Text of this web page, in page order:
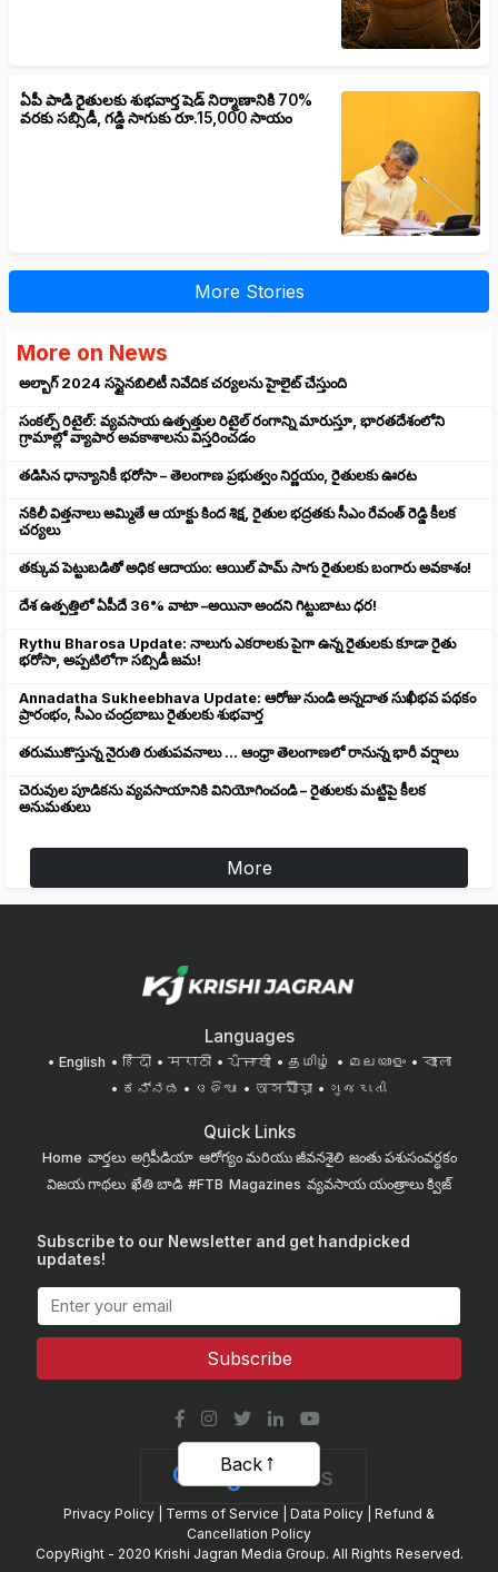
ఏపీ పాడి రైతులకు శుభవార్త షెడ్ నిర్మాణానికి 70%
వరకు సబ్సిడీ, గడ్డి సాగుకు రూ.15,000 సాయం
More Stories
More on News
అల్బాగ్ 2024 సస్టైనబిలిటీ నివేదిక చర్యలను హైలైట్ చేస్తుంది
సంకల్ప్ రిటైల్: వ్యవసాయ ఉత్పత్తుల రిటైల్ రంగాన్ని మారుస్తూ, భారతదేశంలోని
గ్రామాల్లో వ్యాపార అవకాశాలను విస్తరించడం
తడిసిన ధాన్యానికీ భరోసా – తెలంగాణ ప్రభుత్వం నిర్ణయం, రైతులకు ఊరట
నకిలీ విత్తనాలు అమ్మితే ఆ యాక్టు కింద శిక్ష, రైతుల భద్రతకు సీఎం రేవంత్ రెడ్డి కీలక
చర్యలు
తక్కువ పెట్టుబడితో అధిక ఆదాయం: ఆయిల్ పామ్ సాగు రైతులకు బంగారు అవకాశం!
దేశ ఉత్పత్తిలో ఏపీదే 36% వాటా –అయినా అందని గిట్టుబాటు ధర!
Rythu Bharosa Update: నాలుగు ఎకరాలకు పైగా ఉన్న రైతులకు కూడా రైతు
భరోసా, అప్పటిలోగా సబ్సిడీ జమ!
Annadatha Sukheebhava Update: ఆరోజు నుండి అన్నదాత సుఖీభవ పథకం
ప్రారంభం, సీఎం చంద్రబాబు రైతులకు శుభవార్త
తరుముకొస్తున్న నైరుతి రుతుపవనాలు ... ఆంధ్రా తెలంగాణలో రానున్న భారీ వర్షాలు
చెరువుల పూడికను వ్యవసాయానికి వినియోగించండి – రైతులకు మట్టిపై కీలక
అనుమతులు
More
Languages
English हिंदी मराठी ਪੰਜਾਬੀ தமிழ் മലയാളം
বাংলা
ಕನ್ನಡ
ଓଡିଆ অসমীয়া ગુજરાતી
Quick Links
Home వార్తలు అగ్రిపీడియా ఆరోగ్యం మరియు జీవనశైలి జంతు పశుసంవర్ధకం
విజయ గాథలు ఖేతి బాడి #FTB Magazines వ్యవసాయ యంత్రాలు క్విజ్
Subscribe to our Newsletter and get handpicked
updates!
Subscribe
Privacy Policy Terms of Service Data Policy
Refund &
Cancellation Policy
CopyRight - 2020 Krishi Jagran Media Group. All Rights Reserved.
Back